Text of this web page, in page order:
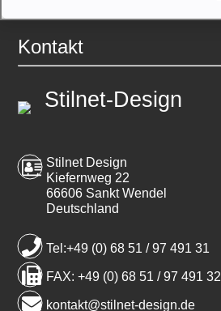
Kontakt
Stilnet-Design
Stilnet Design
Kiefernweg 22
66606 Sankt Wendel
Deutschland
Tel:+49 (0) 68 51 / 97 491 31
FAX: +49 (0) 68 51 / 97 491 32
kontakt@stilnet-design.de